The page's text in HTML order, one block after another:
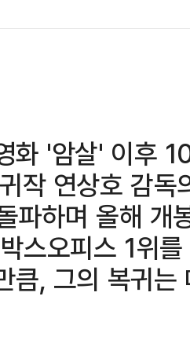
화 '암살' 이후
작 연상호 감
파하며 올해 개
스오피스 1위
큼, 그의 복귀